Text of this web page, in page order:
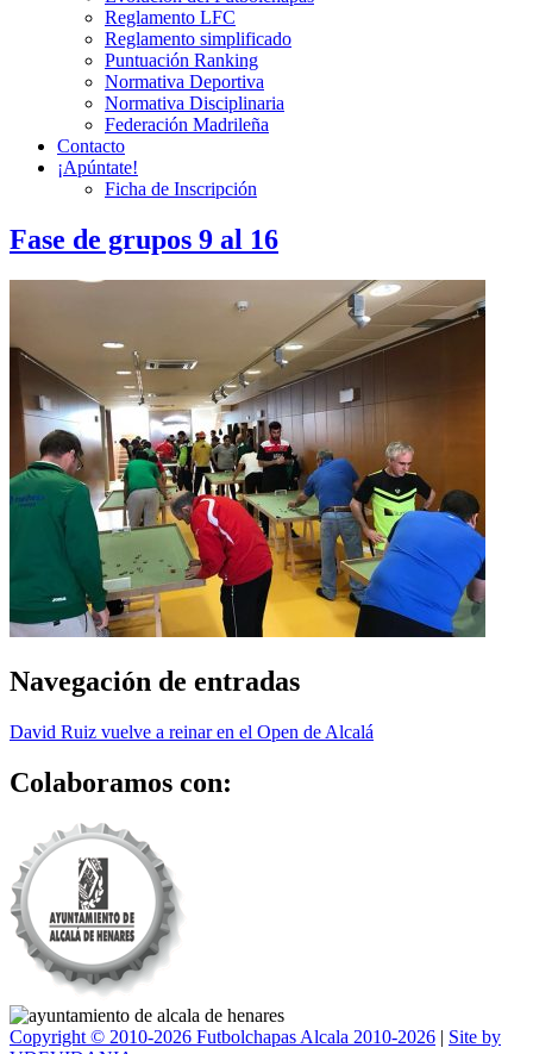
Reglamento LFC
Reglamento simplificado
Puntuación Ranking
Normativa Deportiva
Normativa Disciplinaria
Federación Madrileña
Contacto
¡Apúntate!
Ficha de Inscripción
Fase de grupos 9 al 16
Navegación de entradas
David Ruiz vuelve a reinar en el Open de Alcalá
Colaboramos con:
Copyright © 2010-2026 Futbolchapas Alcala 2010-2026 | Site by